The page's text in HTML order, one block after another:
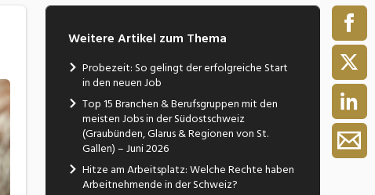
Weitere Artikel zum Thema
Probezeit: So gelingt der erfolgreiche Start
in den neuen Job
Top 15 Branchen & Berufsgruppen mit den
meisten Jobs in der Südostschweiz
(Graubünden, Glarus & Regionen von St.
Gallen) – Juni 2026
Hitze am Arbeitsplatz: Welche Rechte haben
Arbeitnehmende in der Schweiz?